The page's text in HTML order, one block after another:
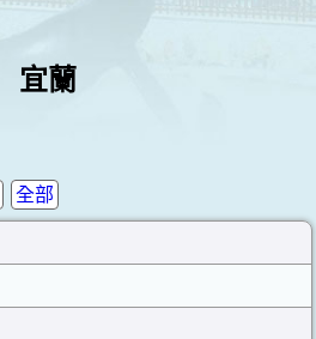
宜蘭
全部